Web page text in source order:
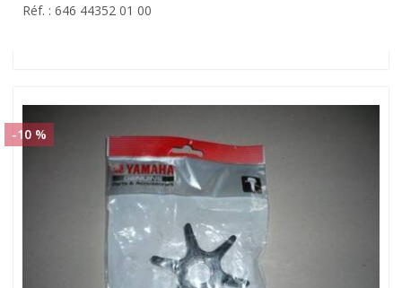
Réf. : 646 44352 01 00
-10 %